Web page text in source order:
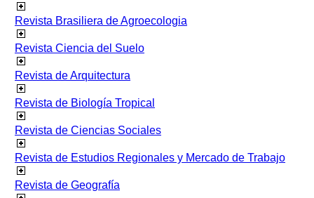
Revista Brasiliera de Agroecologia
Revista Ciencia del Suelo
Revista de Arquitectura
Revista de Biología Tropical
Revista de Ciencias Sociales
Revista de Estudios Regionales y Mercado de Trabajo
Revista de Geografía